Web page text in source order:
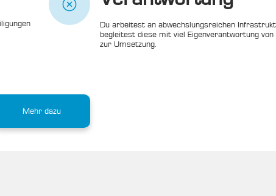
Du arbeitest an abwechslungsreichen
begleitest diese mit viel Eigenverantwortung von
zur Umsetzung.
Mehr dazu